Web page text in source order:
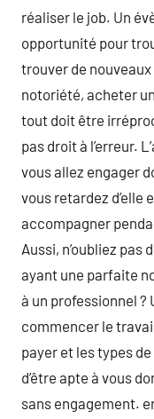
réaliser le job. Un
opportunité pour
trouver de
notoriété, acheter
tout doit être
pas droit à l’erreur.
vous allez engager
vous retardez d’elle
accompagner
Aussi, n’oubliez pas
ayant une parfaite
à un professionnel ?
commencer le
payer et les types
d’être apte à vous
sans engagement.